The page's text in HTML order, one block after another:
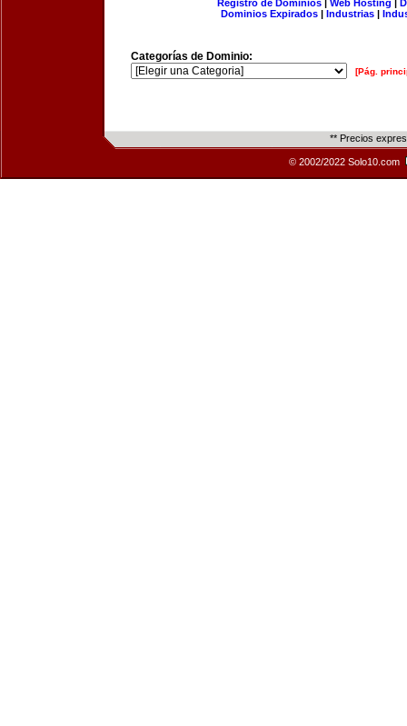
Registro de Dominios| Web Hosting |
Dominios Expirados | Industrias |
Categorías de Dominio:
[Pág.
** Precios
© 2002/2022 Solo10.com